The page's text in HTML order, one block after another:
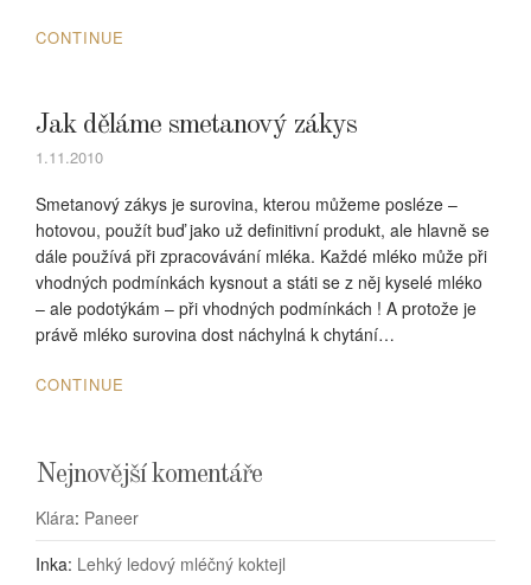
CONTINUE
Jak děláme smetanový zákys
1.11.2010
Smetanový zákys je surovina, kterou můžeme posléze –
hotovou, použít buď jako už definitivní produkt, ale hlavně se
dále používá při zpracovávání mléka. Každé mléko může při
vhodných podmínkách kysnout a státi se z něj kyselé mléko
– ale podotýkám – při vhodných podmínkách ! A protože je
právě mléko surovina dost náchylná k chytání…
CONTINUE
Nejnovější komentáře
Klára: Paneer
Inka: Lehký ledový mléčný koktejl